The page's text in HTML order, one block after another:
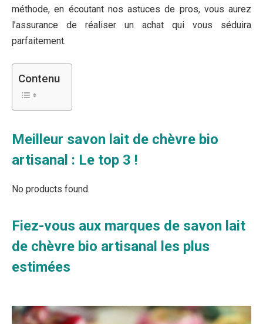
méthode, en écoutant nos astuces de pros, vous aurez
l’assurance de réaliser un achat qui vous séduira
parfaitement.
Contenu
Meilleur savon lait de chèvre bio
artisanal : Le top 3 !
No products found.
Fiez-vous aux marques de savon lait
de chèvre bio artisanal les plus
estimées